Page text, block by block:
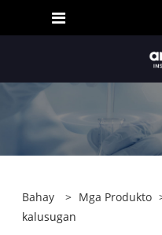
Bahay > Mga Produkto
kalusugan